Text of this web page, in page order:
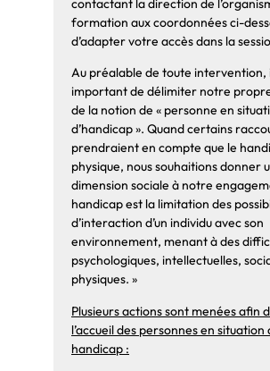
Après-midi :
Transmission
transmission via la
Critères de décision
échange direct - « Guide
pratique » quant au
Aménagements
connaitre le PAP pour
le patient et sa famille –
connaitre des ressources
guidantes pour faire des
propositions si besoin
: patient écolier et
collégien - Puis partages
contactant la direction de
formation aux coordonnées ci-
d’adapter votre accès dans la
Au préalable de toute intervention,
important de délimiter notre
de la notion de « personne en
d’handicap ». Quand certains
prendraient en compte que le
physique, nous souhaitions donner
dimension sociale à notre
handicap est la limitation des
d’interaction d’un individu avec son
environnement, menant à des
psychologiques, intellectuelles,
physiques. »
Plusieurs actions sont menées afin
l’accueil des personnes en situation
handicap :